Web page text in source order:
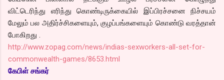
விட்டெரிந்து எரிந்து கொண்டிருக்கையில் இப்பிரச்சனை நிச்சயம்
மேலும் பல அதிர்ச்சிகளையும், குழப்பங்களையும் கொண்டு வரத்தான்
போகிறது .
http://www.zopag.com/news/indias-sexworkers-all-set-for-
commonwealth-games/8653.html
கேபிள் சங்கர்